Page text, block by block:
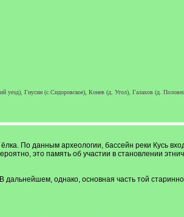
Гнусин (с.Сидоровское), Конев (д. Угол), Галахов (д.
По данным археологии, бассейн реки Кусь
это память об участии в становлении
дальнейшем, однако, основная часть той